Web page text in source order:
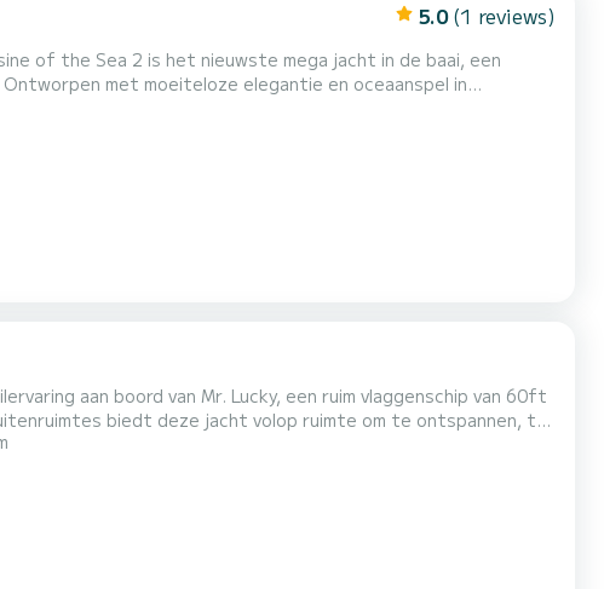
5.0 (1 reviews)
of the Sea 2 is het nieuwste mega jacht in de baai, een
met moeiteloze elegantie en oceaanspel in
- van het comfortabele lounge zitgedeelte en het premium
paddleboards - zorgt voor voldoende ruimte voor plezier en
aan boord van Mr. Lucky, een ruim vlaggenschip van 60ft
biedt deze jacht volop ruimte om te ontspannen, te
snorkel rond het rif, zwem in het heldere wate...